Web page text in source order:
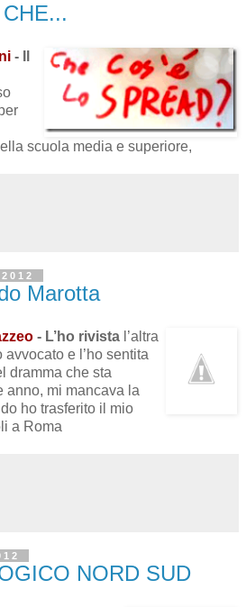
- Il
scuola media e superiore,
Marotta
- L’ho rivista l’altra
e l’ho sentita
dramma che sta
anno, mi mancava la
ho trasferito il mio
a Roma
NORD SUD